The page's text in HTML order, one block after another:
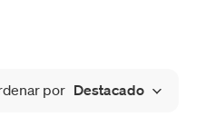
por Destacado